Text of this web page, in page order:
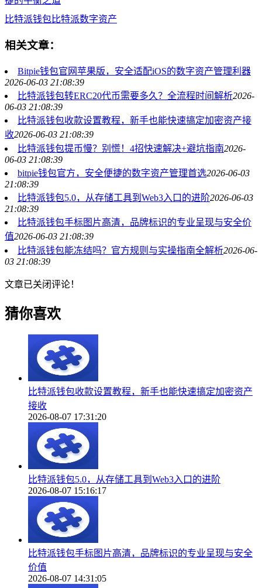
比特派钱包比特派数字资产
相关文章：
Bitpie钱包官网苹果版，安全适配iOS的数字资产管理利器
2026-06-03 21:08:39
比特派钱包转ERC20代币需要多久？全流程时间解析2026-
06-03 21:08:39
比特派钱包收款设置教程，新手也能快速搞定加密资产接
收2026-06-03 21:08:39
比特派钱包提币慢？别慌！4招快速解决+避坑指南2026-
06-03 21:08:39
bitpie钱包官方，安全便捷的数字资产管理首选2026-06-03
21:08:39
比特派钱包5.0，从存储工具到Web3入口的进阶2026-06-03
21:08:39
比特派钱包手标图片高清，品牌标识的专业呈现与安全价
值2026-06-03 21:08:39
比特派钱包能冻结吗？官方规则与实操指南全解析2026-06-
03 21:08:39
文章已关闭评论！
猜你喜欢
比特派钱包收款设置教程，新手也能快速搞定加密资产
接收
2026-08-07 17:31:20
比特派钱包5.0，从存储工具到Web3入口的进阶
2026-08-07 15:16:17
比特派钱包手标图片高清，品牌标识的专业呈现与安全
价值
2026-08-07 14:31:05